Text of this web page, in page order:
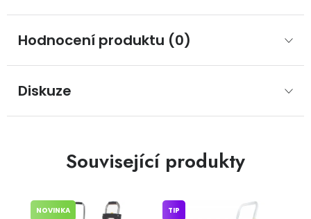
Hodnocení produktu (0)
Diskuze
Související produkty
NOVINKA TIP